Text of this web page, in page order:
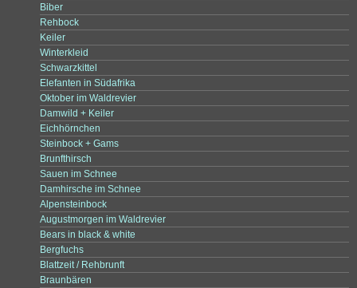
Biber
Rehbock
Keiler
Winterkleid
Schwarzkittel
Elefanten in Südafrika
Oktober im Waldrevier
Damwild + Keiler
Eichhörnchen
Steinbock + Gams
Brunfthirsch
Sauen im Schnee
Damhirsche im Schnee
Alpensteinbock
Augustmorgen im Waldrevier
Bears in black & white
Bergfuchs
Blattzeit / Rehbrunft
Braunbären